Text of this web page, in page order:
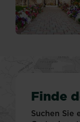
Finde
Suchen Sie